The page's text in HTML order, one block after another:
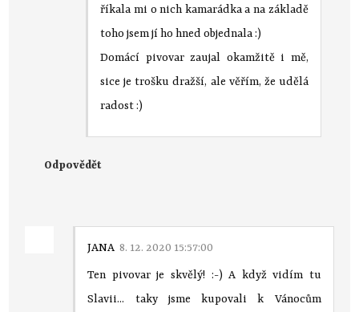
říkala mi o nich kamarádka a na základě
toho jsem jí ho hned objednala :)
Domácí pivovar zaujal okamžitě i mě,
sice je trošku dražší, ale věřím, že udělá
radost :)
Odpovědět
JANA 8. 12. 2020 15:57:00
Ten pivovar je skvělý! :-) A když vidím tu
Slavii... taky jsme kupovali k Vánocům